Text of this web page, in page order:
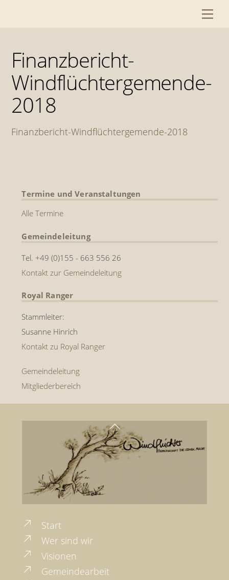
Finanzbericht-
Windflüchtergemende-
2018
Finanzbericht-Windflüchtergemende-2018
Termine und Veranstaltungen
Alle Termine
Gemeindeleitung
Tel. +49 (0)155 - 663 556 26
Kontakt zur Gemeindeleitung
Royal Ranger
Stammleiter:
Susanne Hinrich
Kontakt zu Royal Ranger
Gemeindeleitung
Mitgliederbereich
Back
To
Top
Start
Wer sind wir
Visionen
Gemeindearbeit